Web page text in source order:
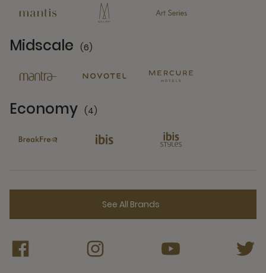
Midscale (6)
Economy (4)
See All Brands